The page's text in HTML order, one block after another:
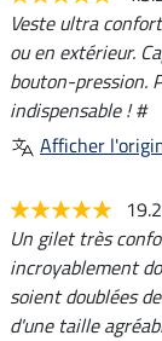
Veste ultra
ou en extérieur.
bouton-pression.
indispensable ! #
Afficher
Un gilet très
incroyablement
soient doublées
d'une taille